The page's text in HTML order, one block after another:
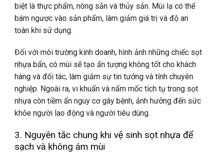
biệt là thực phẩm, nông sản và thủy sản. Mùi lạ có thể
bám ngược vào sản phẩm, làm giảm giá trị và độ an
toàn khi sử dụng.
Đối với môi trường kinh doanh, hình ảnh những chiếc sọt
nhựa bẩn, có mùi sẽ tạo ấn tượng không tốt cho khách
hàng và đối tác, làm giảm sự tin tưởng và tính chuyên
nghiệp. Ngoài ra, vi khuẩn và nấm mốc tích tụ trong sọt
nhựa còn tiềm ẩn nguy cơ gây bệnh, ảnh hưởng đến sức
khỏe người lao động và người tiêu dùng.
3. Nguyên tắc chung khi vệ sinh sọt nhựa để
sạch và không ám mùi